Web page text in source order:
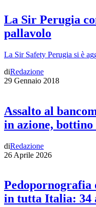
La Sir Perugia
pallavolo
La Sir Safety Perugia si è
diRedazione
29 Gennaio 2018
Assalto al
in azione,
diRedazione
26 Aprile 2026
Pedopornografia
in tutta Italia: 34